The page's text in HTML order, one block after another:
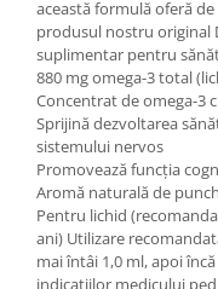
această formulă oferă
produsul nostru original
suplimentar pentru
880 mg omega-3 total
Concentrat de omega-3
Sprijină dezvoltarea
sistemului nervos
Promovează funcția
Aromă naturală de
Pentru lichid
ani) Utilizare
mai întâi 1,0 ml, apoi
indicațiilor medicului